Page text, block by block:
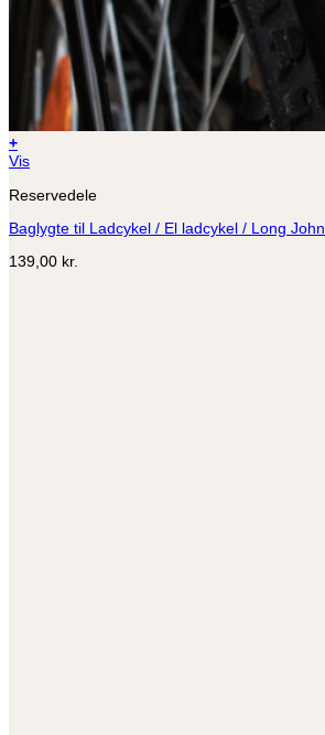
+
Vis
Reservedele
Baglygte til Ladcykel / El ladcykel / Long John
139,00 kr.